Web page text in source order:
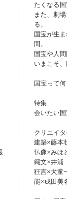
たくなる国
また、劇
る。
国宝が生
間。
国宝や人
いまこそ
国宝って何
特集
会いたい国
クリエイタ
建築×藤本
仏像×みほ
縄文×井浦
狂言×犬童
能×成田美